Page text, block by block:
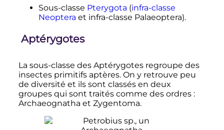
Sous-classe Pterygota (infra-classe
Neoptera et infra-classe Palaeoptera).
Aptérygotes
La sous-classe des Aptérygotes regroupe des
insectes primitifs aptères. On y retrouve peu
de diversité et ils sont classés en deux
groupes qui sont traités comme des ordres :
Archaeognatha et Zygentoma.